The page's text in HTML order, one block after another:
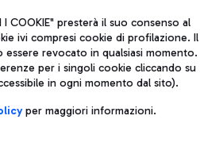
INNOVAZIONE
I COOKIE" presterà il suo consenso al
ivi compresi cookie di profilazione. Il
revocato in qualsiasi momento.
per i singoli cookie cliccando su
in ogni momento dal sito).
per maggiori informazioni.